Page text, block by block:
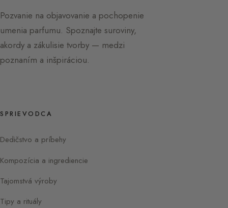
Pozvanie na objavovanie a pochopenie
umenia parfumu. Spoznajte suroviny,
akordy a zákulisie tvorby — medzi
poznaním a inšpiráciou.
SPRIEVODCA
Dedičstvo a príbehy
Kompozícia a ingrediencie
Tajomstvá výroby
Tipy a rituály